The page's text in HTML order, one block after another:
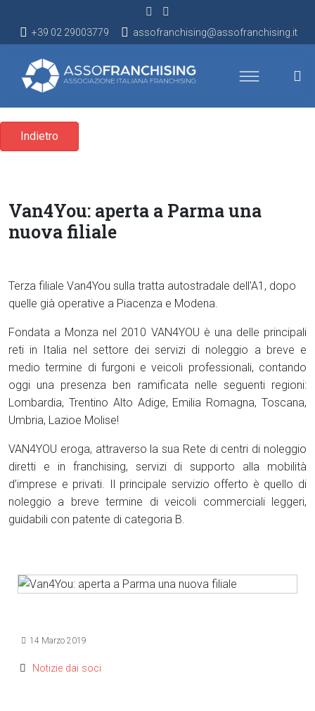
+39 02 29003779 assofranchising@assofranchising.it
Indietro
Van4You: aperta a Parma una
nuova filiale
Terza filiale Van4You sulla tratta autostradale dell'A1, dopo
quelle già operative a Piacenza e Modena.
Fondata a Monza nel 2010 VAN4YOU è una delle principali
reti in Italia nel settore dei servizi di noleggio a breve e
medio termine di furgoni e veicoli professionali, contando
oggi una presenza ben ramificata nelle seguenti regioni:
Lombardia, Trentino Alto Adige, Emilia Romagna, Toscana,
Umbria, Lazioe Molise!
VAN4YOU eroga, attraverso la sua Rete di centri di noleggio
diretti e in franchising, servizi di supporto alla mobilità
d’imprese e privati. Il principale servizio offerto è quello di
noleggio a breve termine di veicoli commerciali leggeri,
guidabili con patente di categoria B.
Dettagli
14 Marzo 2019
Notizie dai soci